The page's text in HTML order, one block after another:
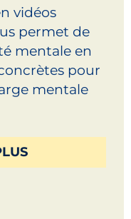
vidéos
permet de
mentale en
pour
mentale